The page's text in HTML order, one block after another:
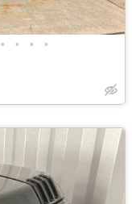
• • • •